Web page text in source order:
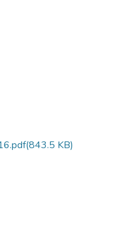
(843.5 KB)